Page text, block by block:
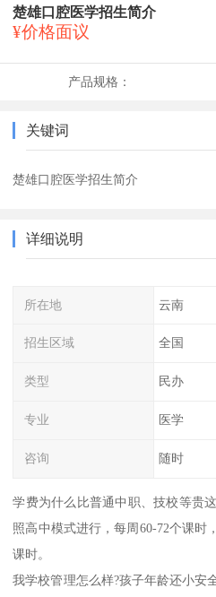
楚雄口腔医学招生简介
¥价格面议
产品规格：
关键词
楚雄口腔医学招生简介
详细说明
所在地 云南
招生区域 全国
类型 民办
专业 医学
咨询 随时
学费为什么比普通中职、技校等贵
照高中模式进行，每周60-72个课时
课时。
我学校管理怎么样?孩子年龄还小安